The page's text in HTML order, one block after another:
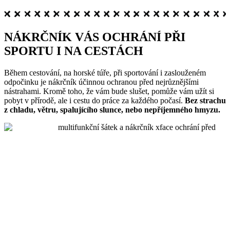
NÁKRČNÍK VÁS OCHRÁNÍ PŘI
SPORTU I NA CESTÁCH
Během cestování, na horské túře, při sportování i zaslouženém
odpočinku je nákrčník účinnou ochranou před nejrůznějšími
nástrahami. Kromě toho, že vám bude slušet, pomůže vám užít si
pobyt v přírodě, ale i cestu do práce za každého počasí. Bez strachu
z chladu, větru, spalujícího slunce, nebo nepříjemného hmyzu.